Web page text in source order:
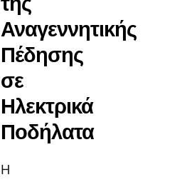
Αναγεννητικής
Πέδησης
σε
Ηλεκτρικά
Ποδήλατα
Η